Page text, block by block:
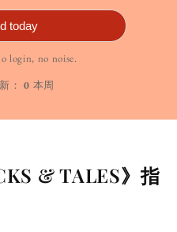
today
login, no noise.
： 0 本周
& TALES》指